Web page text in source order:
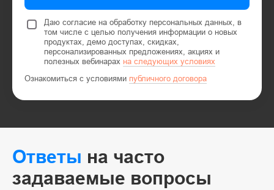
Даю согласие на обработку персональных данных, в
том числе с целью получения информации о новых
продуктах, демо доступах, скидках,
персонализированных предложениях, акциях и
полезных вебинарах на следующих условиях
Ознакомиться с условиями публичного договора
Ответы на часто
задаваемые вопросы